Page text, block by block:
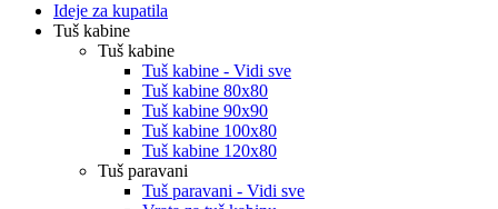
Ideje za kupatila
Tuš kabine
Tuš kabine
Tuš kabine - Vidi sve
Tuš kabine 80x80
Tuš kabine 90x90
Tuš kabine 100x80
Tuš kabine 120x80
Tuš paravani
Tuš paravani - Vidi sve